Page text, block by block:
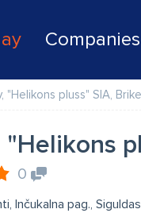
Companies
"Helikons pluss" SIA,
"Helikons
0
Inčukalna pag.,